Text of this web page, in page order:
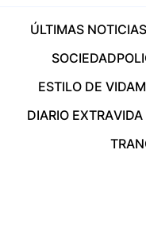
ÚLTIMAS NOTICIAS
SOCIEDAD
ESTILO DE VIDA
DIARIO EXTRAVIDA